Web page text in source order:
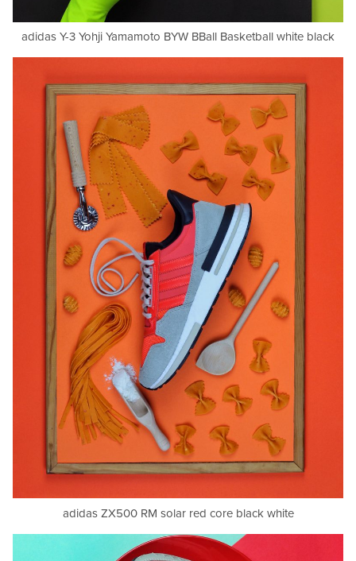
adidas Y-3 Yohji Yamamoto BYW BBall Basketball white black
adidas ZX500 RM solar red core black white